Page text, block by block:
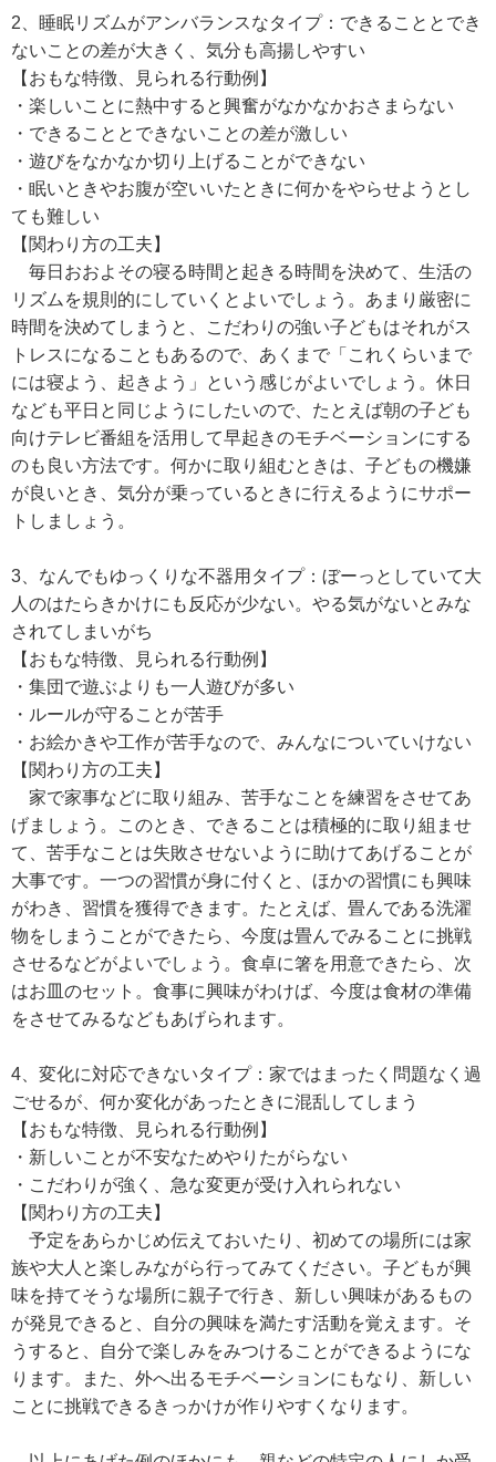
2、睡眠リズムがアンバランスなタイプ：できることとでき
ないことの差が大きく、気分も高揚しやすい
【おもな特徴、見られる行動例】
・楽しいことに熱中すると興奮がなかなかおさまらない
・できることとできないことの差が激しい
・遊びをなかなか切り上げることができない
・眠いときやお腹が空いいたときに何かをやらせようとし
ても難しい
【関わり方の工夫】
毎日おおよその寝る時間と起きる時間を決めて、生活の
リズムを規則的にしていくとよいでしょう。あまり厳密に
時間を決めてしまうと、こだわりの強い子どもはそれがス
トレスになることもあるので、あくまで「これくらいまで
には寝よう、起きよう」という感じがよいでしょう。休日
なども平日と同じようにしたいので、たとえば朝の子ども
向けテレビ番組を活用して早起きのモチベーションにする
のも良い方法です。何かに取り組むときは、子どもの機嫌
が良いとき、気分が乗っているときに行えるようにサポー
トしましょう。
3、なんでもゆっくりな不器用タイプ：ぼーっとしていて大
人のはたらきかけにも反応が少ない。やる気がないとみな
されてしまいがち
【おもな特徴、見られる行動例】
・集団で遊ぶよりも一人遊びが多い
・ルールが守ることが苦手
・お絵かきや工作が苦手なので、みんなについていけない
【関わり方の工夫】
家で家事などに取り組み、苦手なことを練習をさせてあ
げましょう。このとき、できることは積極的に取り組ませ
て、苦手なことは失敗させないように助けてあげることが
大事です。一つの習慣が身に付くと、ほかの習慣にも興味
がわき、習慣を獲得できます。たとえば、畳んである洗濯
物をしまうことができたら、今度は畳んでみることに挑戦
させるなどがよいでしょう。食卓に箸を用意できたら、次
はお皿のセット。食事に興味がわけば、今度は食材の準備
をさせてみるなどもあげられます。
4、変化に対応できないタイプ：家ではまったく問題なく過
ごせるが、何か変化があったときに混乱してしまう
【おもな特徴、見られる行動例】
・新しいことが不安なためやりたがらない
・こだわりが強く、急な変更が受け入れられない
【関わり方の工夫】
予定をあらかじめ伝えておいたり、初めての場所には家
族や大人と楽しみながら行ってみてください。子どもが興
味を持てそうな場所に親子で行き、新しい興味があるもの
が発見できると、自分の興味を満たす活動を覚えます。そ
うすると、自分で楽しみをみつけることができるようにな
ります。また、外へ出るモチベーションにもなり、新しい
ことに挑戦できるきっかけが作りやすくなります。